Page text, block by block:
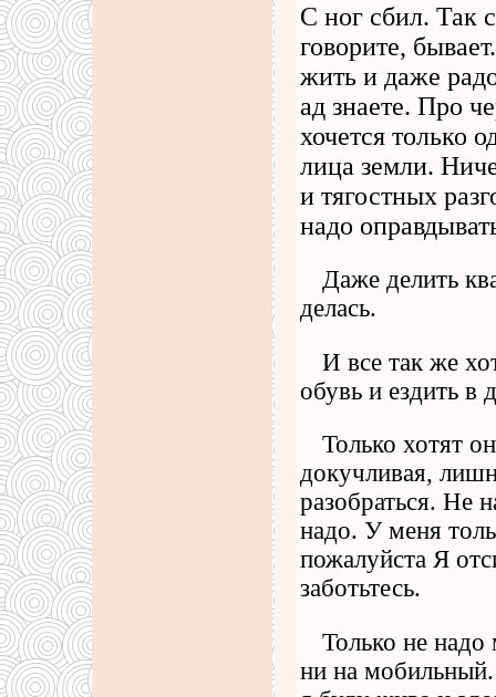
С ног сбил. Так
говорите,
жить и даже
ад знаете. Про
хочется только
лица земли.
и тягостных
надо
Даже делить
делась.
И все так же
обувь и ездить в
Только хотят
докучливая,
разобраться. Не
надо. У меня
пожалуйста Я
заботьтесь.
Только не
ни на